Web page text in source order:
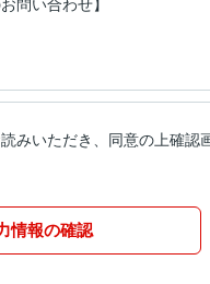
みいただき、同意の上確認
情報の確認